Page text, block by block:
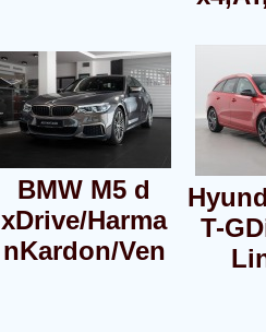
BMW M5 d
xDrive/Harma
nKardon/Ven
T-